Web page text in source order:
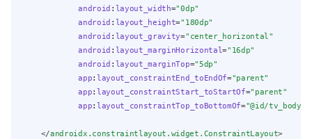
android : layout_width="0dp"
android : layout_height="180dp"
android : layout_gravity="center_horizontal"
android : layout_marginHorizontal="16dp"
android : layout_marginTop="5dp"
app: layout_constraintEnd_toEndOf="parent"
app: layout_constraintStart_toStartOf="parent"
app: layout_constraintTop_toBottomOf="@id/tv_body"
    </
androidx.constraintlayout.widget.ConstraintLayout>